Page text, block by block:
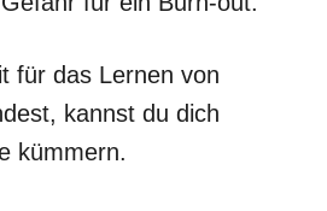
für das Lernen von
kannst du dich
kümmern.